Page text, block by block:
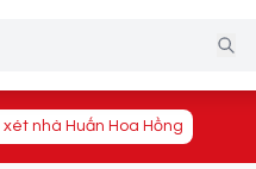
xét nhà Huấn Hoa Hồng